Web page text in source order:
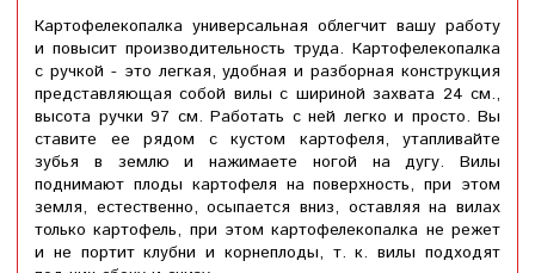
Картофелекопалка универсальная облегчит вашу работу
и повысит производительность труда. Картофелекопалка
с ручкой - это легкая, удобная и разборная конструкция
представляющая собой вилы с шириной захвата 24 см.,
высота ручки 97 см. Работать с ней легко и просто. Вы
ставите ее рядом с кустом картофеля, утапливайте
зубья в землю и нажимаете ногой на дугу. Вилы
поднимают плоды картофеля на поверхность, при этом
земля, естественно, осыпается вниз, оставляя на вилах
только картофель, при этом картофелекопалка не режет
и не портит клубни и корнеплоды, т. к. вилы подходят